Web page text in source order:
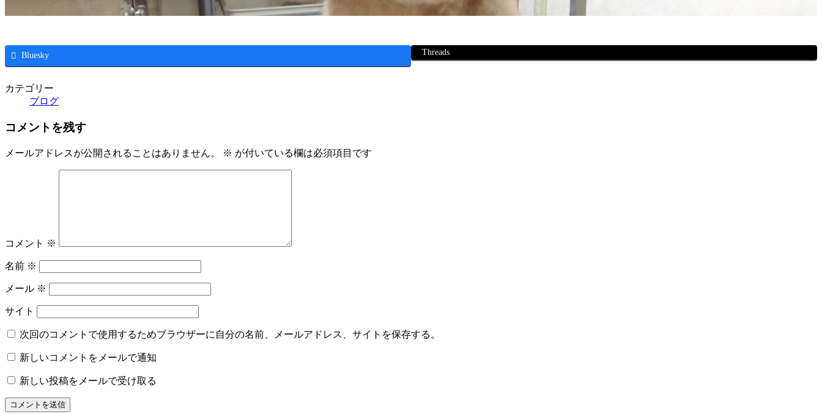
Bluesky Threads
カテゴリー
ブログ
コメントを残す
メールアドレスが公開されることはありません。 ※ が付いている欄は必須項目です
コメント ※
名前 ※
メール ※
サイト
次回のコメントで使用するためブラウザーに自分の名前、メールアドレス、サイトを保存する。
新しいコメントをメールで通知
新しい投稿をメールで受け取る